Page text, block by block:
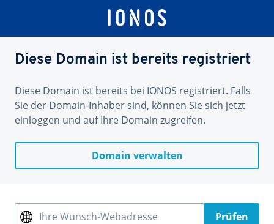
Diese Domain ist bereits registriert
Diese Domain ist bereits bei IONOS registriert. Falls
Sie der Domain-Inhaber sind, können Sie sich jetzt
einloggen und auf Ihre Domain zugreifen.
Domain verwalten
Ihre Wunsch-Webadresse Prüfen